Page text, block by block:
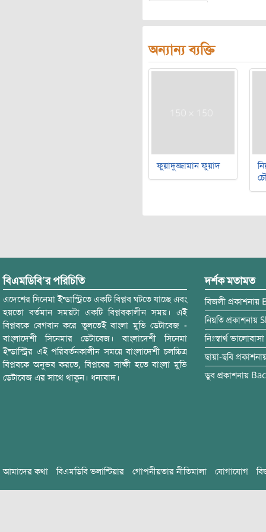
অন্যান্য ব্যক্তি
ফুয়াদুজ্জামান ফুয়াদ
বিএমডিবি’র পরিচিতি
এদেশের সিনেমা ইন্ডাস্ট্রিতে একটি বিপ্লব ঘটতে যাচ্ছে এবং
হয়তো বর্তমান সময়টা একটি বিপ্লবকালীন সময়। এই
বিপ্লবকে বেগবান করে তুলতেই বাংলা মুভি ডেটাবেজ -
বাংলাদেশী সিনেমার ডেটাবেজ। বাংলাদেশী সিনেমা
ইন্ডাস্ট্রির এই পরিবর্তনকালীন সময়ে বাংলাদেশী চলচ্চিত্র
বিপ্লবকে অনুভব করতে, বিপ্লবের সাক্ষী হতে বাংলা মুভি
ডেটাবেজ এর সাথে থাকুন। ধন্যবাদ।
দর্শক মতামত
বিজলী প্রকাশনায়
নিয়তি প্রকাশনায়
নিঃস্বার্থ ভালোবাসা
ছায়া-ছবি
ডুব প্রকাশনায়
আমাদের কথা বিএমডিবি ভলান্টিয়ার গোপনীয়তার নীতিমালা যোগাযোগ